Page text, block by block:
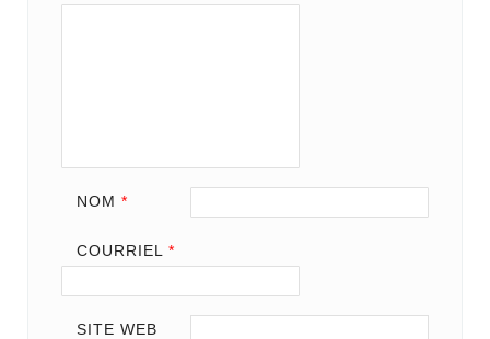
NOM *
COURRIEL *
SITE WEB